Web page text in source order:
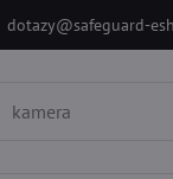
dotazy@safeguard-